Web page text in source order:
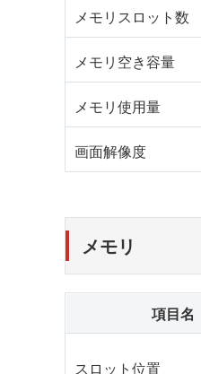
メモリスロット数
メモリ空き容量
メモリ使用量
画面解像度
メモリ
項目名
スロット位置